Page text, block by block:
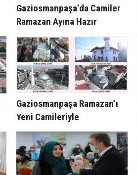
Gaziosmanpaşa’da Camiler
Ramazan Ayına Hazır
Gaziosmanpaşa Ramazan’ı
Yeni Camileriyle
Karşılayacak